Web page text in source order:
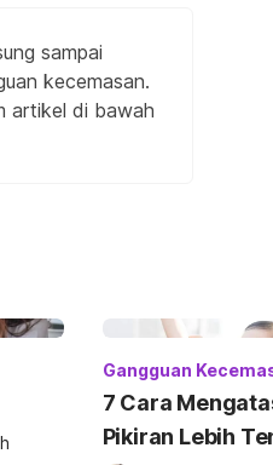
sampai
kecemasan.
artikel di bawah
Gangguan
7 Cara
Pikiran Lebih